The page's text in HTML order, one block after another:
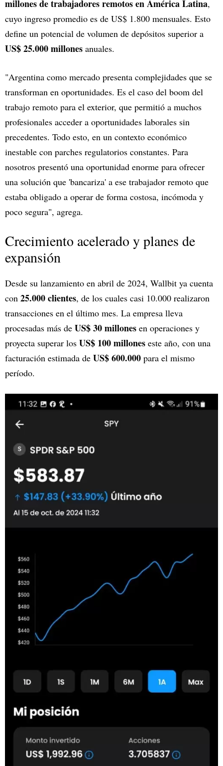
millones de trabajadores remotos en América Latina,
cuyo ingreso promedio es de US$ 1.800 mensuales. Esto
define un potencial de volumen de depósitos superior a
US$ 25.000 millones anuales.
"Argentina como mercado presenta complejidades que se
transforman en oportunidades. Es el caso del boom del
trabajo remoto para el exterior, que permitió a muchos
profesionales acceder a oportunidades laborales sin
precedentes. Todo esto, en un contexto económico
inestable con parches regulatorios constantes. Para
nosotros presentó una oportunidad enorme para ofrecer
una solución que 'bancariza' a ese trabajador remoto que
estaba obligado a operar de forma costosa, incómoda y
poco segura", agrega.
Crecimiento acelerado y planes de
expansión
Desde su lanzamiento en abril de 2024, Wallbit ya cuenta
con 25.000 clientes, de los cuales casi 10.000 realizaron
transacciones en el último mes. La empresa lleva
procesadas más de US$ 30 millones en operaciones y
proyecta superar los US$ 100 millones este año, con una
facturación estimada de US$ 600.000 para el mismo
período.